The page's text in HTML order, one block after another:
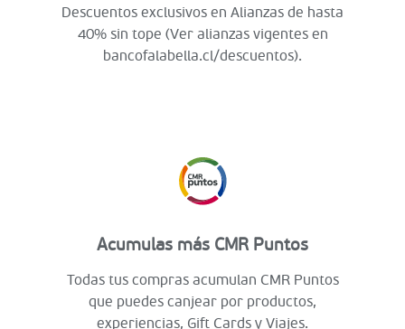
Descuentos exclusivos en Alianzas de hasta
40% sin tope (Ver alianzas vigentes en
bancofalabella.cl/descuentos).
Acumulas más CMR Puntos
Todas tus compras acumulan CMR Puntos
que puedes canjear por productos,
experiencias, Gift Cards y Viajes.